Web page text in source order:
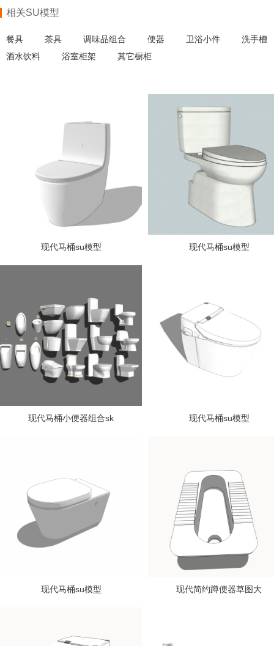
相关SU模型
餐具 茶具 调味品组合 便器 卫浴小件
洗手槽
酒水饮料
浴室柜架 其它橱柜
现代马桶su模型 现代马桶su模型
现代马桶小便器组合sk 现代马桶su模型
现代马桶su模型 现代简约蹲便器草图大